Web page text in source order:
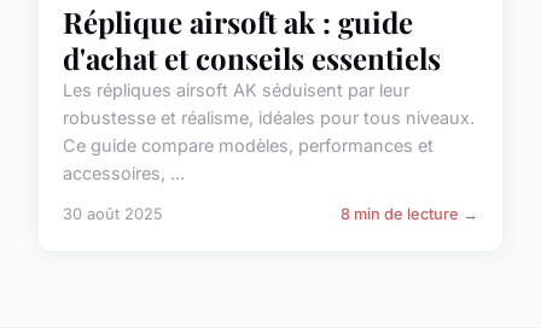
Réplique airsoft ak : guide
d'achat et conseils essentiels
Les répliques airsoft AK séduisent par leur
robustesse et réalisme, idéales pour tous niveaux.
Ce guide compare modèles, performances et
accessoires, ...
30 août 2025 8 min de lecture →